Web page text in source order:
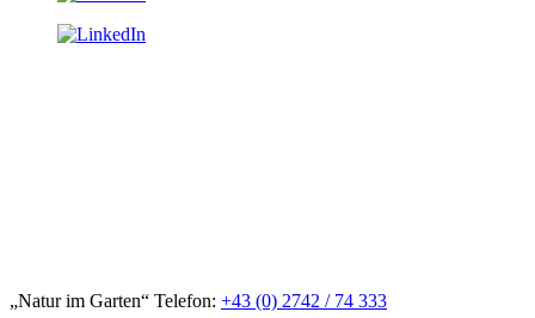
„Natur im Garten“ Telefon: +43 (0) 2742 / 74 333